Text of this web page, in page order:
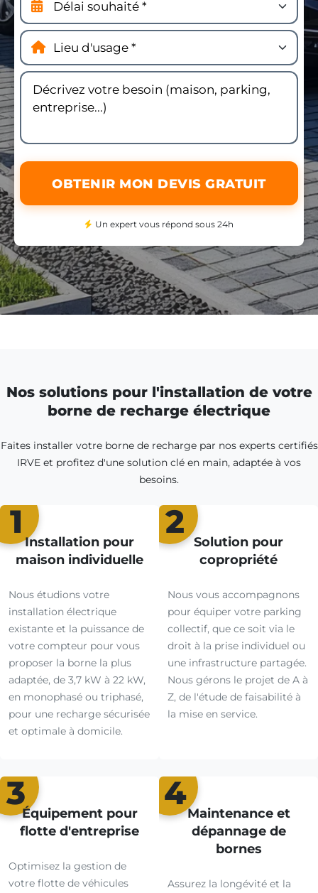
OBTENIR MON DEVIS GRATUIT
Un expert vous répond sous 24h
Nos solutions pour l'installation de votre
borne de recharge électrique
Faites installer votre borne de recharge par nos experts certifiés
IRVE et profitez d'une solution clé en main, adaptée à vos
besoins.
1
Installation pour
maison individuelle
Nous étudions votre
installation électrique
existante et la puissance de
votre compteur pour vous
proposer la borne la plus
adaptée, de 3,7 kW à 22 kW,
en monophasé ou triphasé,
pour une recharge sécurisée
et optimale à domicile.
2
Solution pour
copropriété
Nous vous accompagnons
pour équiper votre parking
collectif, que ce soit via le
droit à la prise individuel ou
une infrastructure partagée.
Nous gérons le projet de A à
Z, de l'étude de faisabilité à
la mise en service.
3
Équipement pour
flotte d'entreprise
Optimisez la gestion de
votre flotte de véhicules
4
Maintenance et
dépannage de
bornes
Assurez la longévité et la